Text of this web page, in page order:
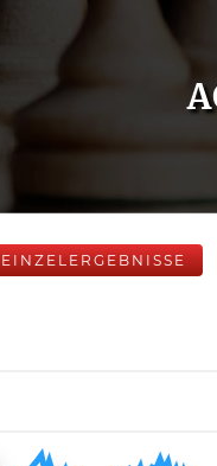
EINZELERGEBNISSE